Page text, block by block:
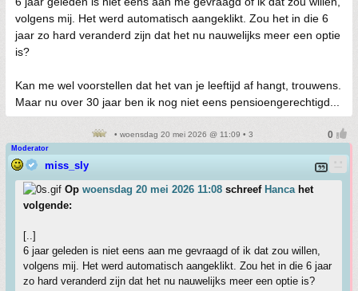
volgens mij. Het werd automatisch aangeklikt. Zou het in die 6
jaar zo hard veranderd zijn dat het nu nauwelijks meer een optie
is?
Kan me wel voorstellen dat het van je leeftijd af hangt, trouwens.
Maar nu over 30 jaar ben ik nog niet eens pensioengerechtigd...
• woensdag 20 mei 2026 @ 11:09 • 3
Moderator
miss_sly
Op woensdag 20 mei 2026 11:08 schreef Hanca het
volgende:
[..]
6 jaar geleden is niet eens aan me gevraagd of ik dat zou willen,
volgens mij. Het werd automatisch aangeklikt. Zou het in die 6 jaar
zo hard veranderd zijn dat het nu nauwelijks meer een optie is?